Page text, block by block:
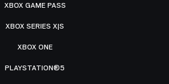
XBOX GAME PASS
XBOX SERIES X|S
XBOX ONE
PLAYSTATION®5